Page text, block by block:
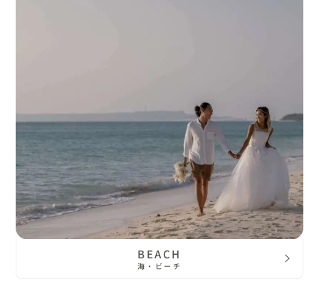
BEACH
海・ビーチ